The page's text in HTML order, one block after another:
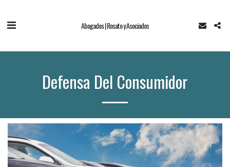
Abogados | Rosato y Asociados
Defensa Del Consumidor